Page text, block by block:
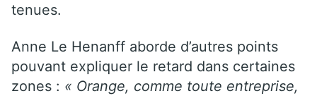
tenues.
Anne Le Henanff aborde d’autres points
pouvant expliquer le retard dans certaines
zones : « Orange, comme toute entreprise,